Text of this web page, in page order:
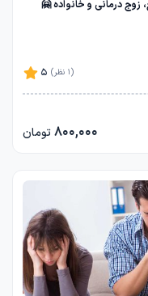
درمانی و خانواده 🤗
5
(1 نظر)
800,000تومان